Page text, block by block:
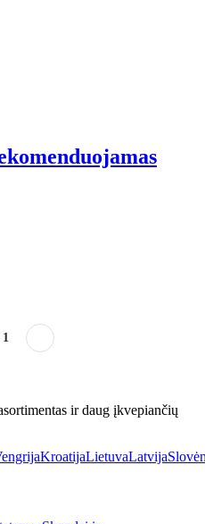
1
ir daug įkvepiančių
KroatijaLietuvaLatvija